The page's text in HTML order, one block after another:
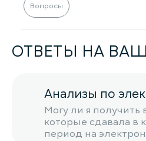
Вопросы
ОТВЕТЫ НА
Анализы по
Могу ли я получить
которые сдавала в
период на